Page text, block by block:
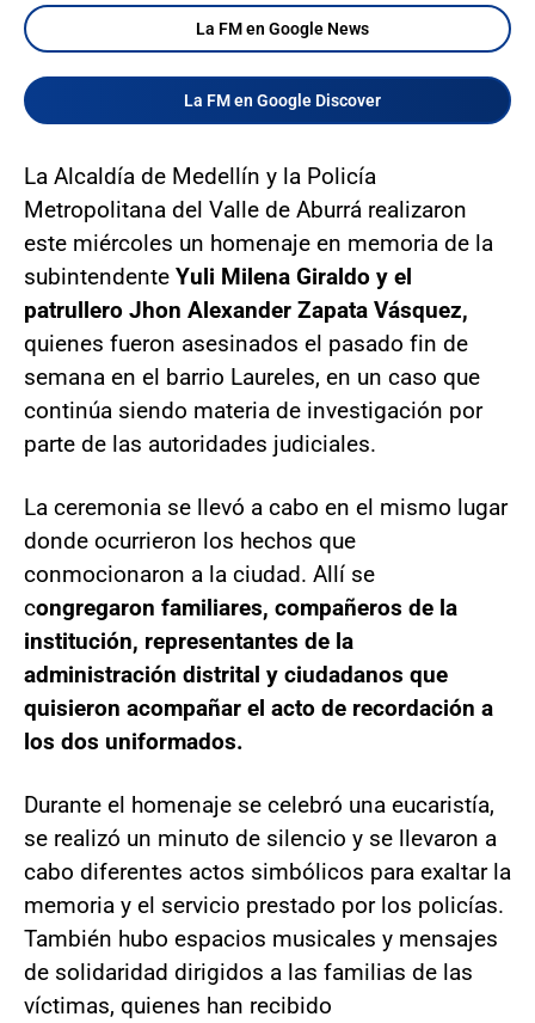
La FM en Google News
La FM en Google Discover
La Alcaldía de Medellín y la Policía
Metropolitana del Valle de Aburrá realizaron
este miércoles un homenaje en memoria de la
subintendente Yuli Milena Giraldo y el
patrullero Jhon Alexander Zapata Vásquez,
quienes fueron asesinados el pasado fin de
semana en el barrio Laureles, en un caso que
continúa siendo materia de investigación por
parte de las autoridades judiciales.
La ceremonia se llevó a cabo en el mismo lugar
donde ocurrieron los hechos que
conmocionaron a la ciudad. Allí se
congregaron familiares, compañeros de la
institución, representantes de la
administración distrital y ciudadanos que
quisieron acompañar el acto de recordación a
los dos uniformados.
Durante el homenaje se celebró una eucaristía,
se realizó un minuto de silencio y se llevaron a
cabo diferentes actos simbólicos para exaltar la
memoria y el servicio prestado por los policías.
También hubo espacios musicales y mensajes
de solidaridad dirigidos a las familias de las
víctimas, quienes han recibido